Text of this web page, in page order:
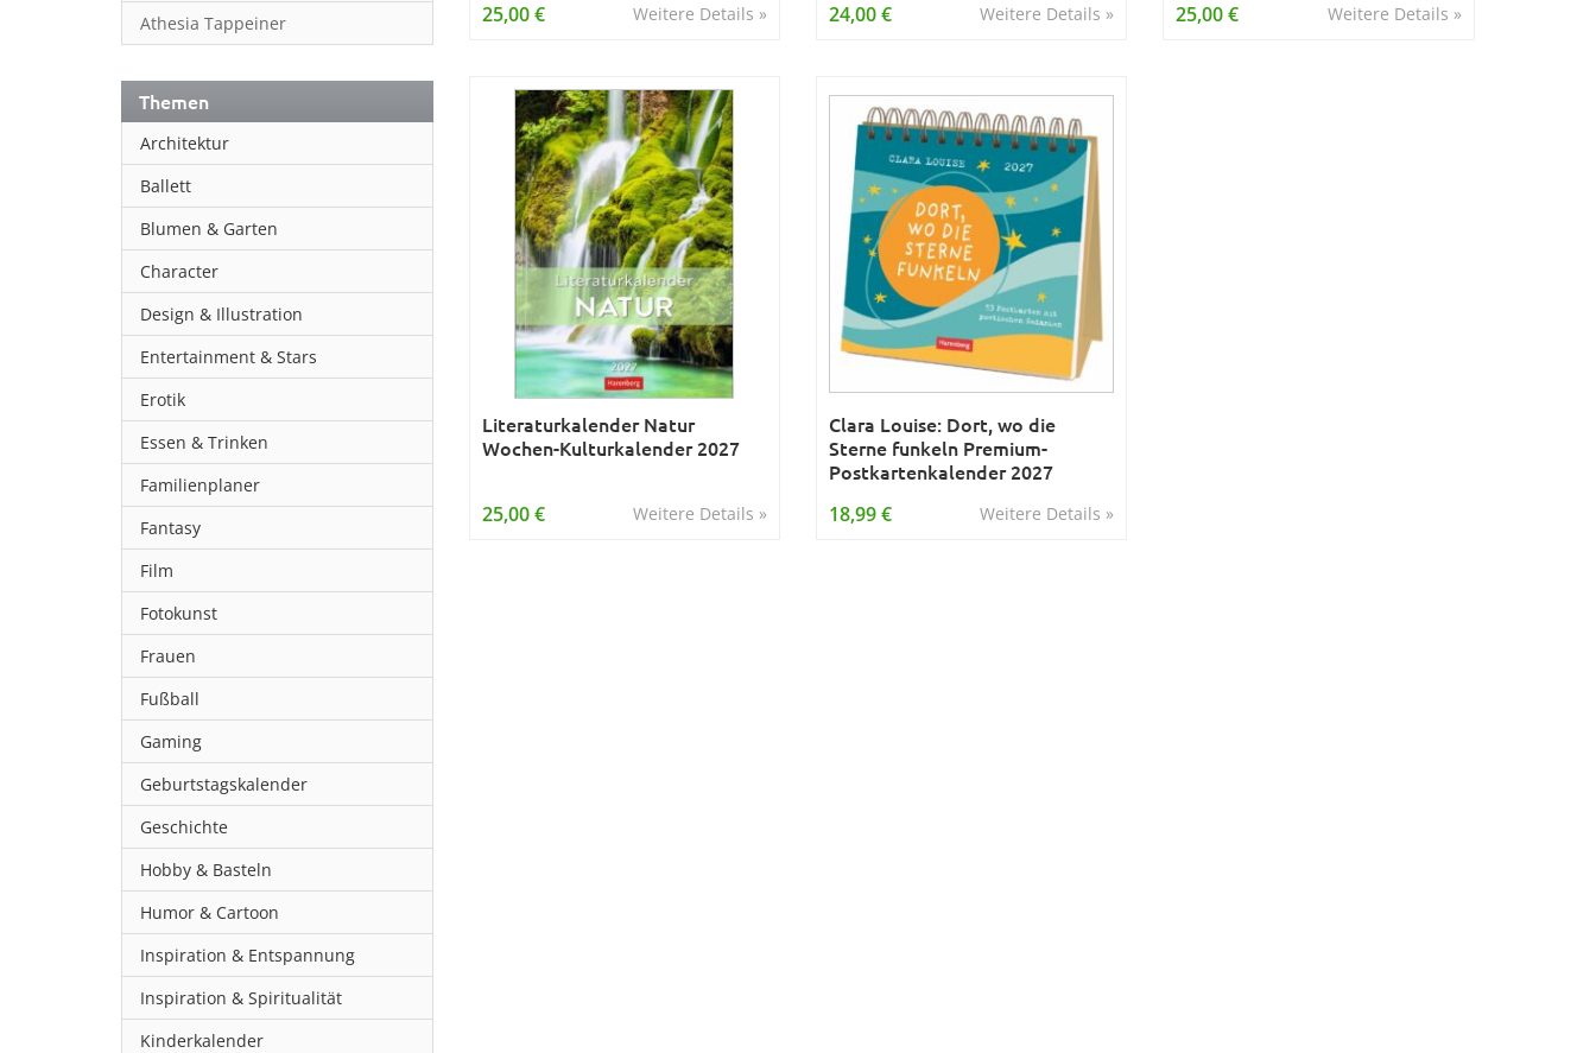
Athesia Tappeiner
Themen
Architektur
Ballett
Blumen & Garten
Character
Design & Illustration
Entertainment & Stars
Erotik
Essen & Trinken
Familienplaner
Fantasy
Film
Fotokunst
Frauen
Fußball
Gaming
Geburtstagskalender
Geschichte
Hobby & Basteln
Humor & Cartoon
Inspiration & Entspannung
Inspiration & Spiritualität
Kinderkalender
Weitere Details »
25,00 € Weitere Details »
24,00 € Weitere Details »
25,00 €
Literaturkalender Natur
Wochen-Kulturkalender 2027
Weitere Details »
25,00 €
Clara Louise: Dort, wo die
Sterne funkeln Premium-
Postkartenkalender 2027
Weitere Details »
18,99 €